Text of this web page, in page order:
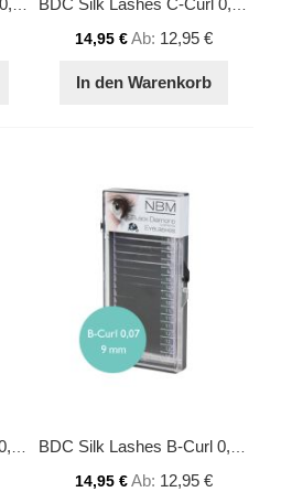
BDC Silk Lashes C-Curl 0,07 - 14 mm
BDC Silk Lashes C-Curl 0,07 - 15 mm
14,95 €Ab 12,95 €
In den Warenkorb
14,95 €Ab 12,95 €